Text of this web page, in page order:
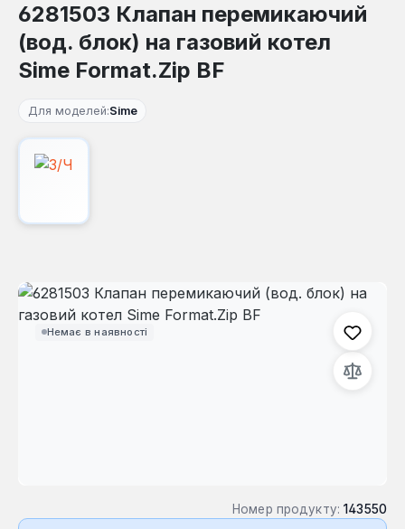
6281503 Клапан перемикаючий
(вод. блок) на газовий котел
Sime Format.Zip BF
Для моделей:Sime
Немає в наявності
Пропустити галерею зображень
Номер продукту: 143550